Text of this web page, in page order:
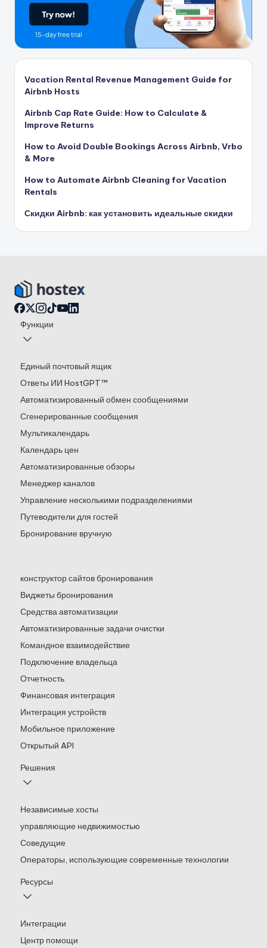
Vacation Rental Revenue Management Guide for
Airbnb Hosts
Airbnb Cap Rate Guide: How to Calculate &
Improve Returns
How to Avoid Double Bookings Across Airbnb, Vrbo
& More
How to Automate Airbnb Cleaning for Vacation
Rentals
Скидки Airbnb: как установить идеальные скидки
Функции
Единый почтовый ящик
Ответы ИИ HostGPT™
Автоматизированный обмен сообщениями
Сгенерированные сообщения
Мультикалендарь
Календарь цен
Автоматизированные обзоры
Менеджер каналов
Управление несколькими подразделениями
Путеводители для гостей
Бронирование вручную
конструктор сайтов бронирования
Виджеты бронирования
Средства автоматизации
Автоматизированные задачи очистки
Командное взаимодействие
Подключение владельца
Отчетность
Финансовая интеграция
Интеграция устройств
Мобильное приложение
Открытый API
Решения
Независимые хосты
управляющие недвижимостью
Соведущие
Операторы, использующие современные технологии
Ресурсы
Интеграции
Центр помощи